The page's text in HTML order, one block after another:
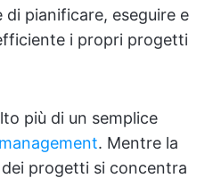
di pianificare, eseguire e
i propri progetti
più di un semplice
. Mentre la
progetti si concentra